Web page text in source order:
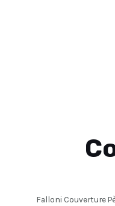
Falloni Couverture